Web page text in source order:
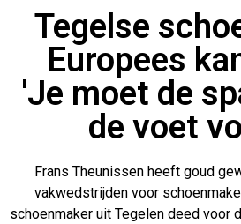
Tegelse
Europees
'Je moet de
de voet
Frans Theunissen heeft goud
vakwedstrijden voor
schoenmaker uit Tegelen deed voor